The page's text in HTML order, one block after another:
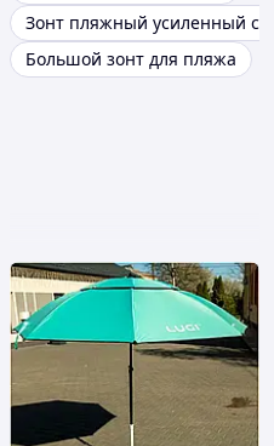
Зонт пляжный усиленный с
Большой зонт для пляжа